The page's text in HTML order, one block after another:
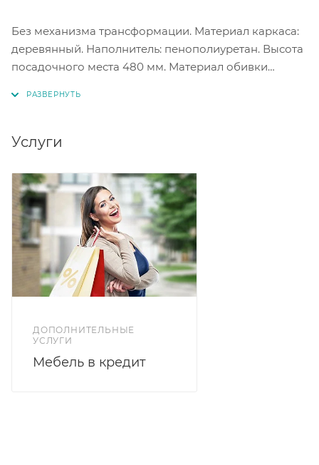
Без механизма трансформации. Материал каркаса:
деревянный. Наполнитель: пенополиуретан. Высота
посадочного места 480 мм. Материал обивки
Услуги
ДОПОЛНИТЕЛЬНЫЕ
УСЛУГИ
Мебель в кредит